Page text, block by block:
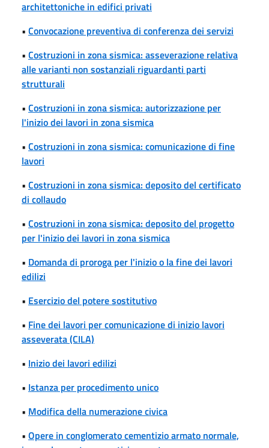
architettoniche in edifici privati
• Convocazione preventiva di conferenza dei servizi
• Costruzioni in zona sismica: asseverazione relativa
alle varianti non sostanziali riguardanti parti
strutturali
• Costruzioni in zona sismica: autorizzazione per
l'inizio dei lavori in zona sismica
• Costruzioni in zona sismica: comunicazione di fine
lavori
• Costruzioni in zona sismica: deposito del certificato
di collaudo
• Costruzioni in zona sismica: deposito del progetto
per l'inizio dei lavori in zona sismica
• Domanda di proroga per l'inizio o la fine dei lavori
edilizi
• Esercizio del potere sostitutivo
• Fine dei lavori per comunicazione di inizio lavori
asseverata (CILA)
• Inizio dei lavori edilizi
• Istanza per procedimento unico
• Modifica della numerazione civica
• Opere in conglomerato cementizio armato normale,